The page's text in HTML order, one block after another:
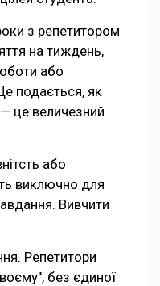
з репетитором
на тиждень,
або
подається, як
це величезний
або
виключно для
Вивчити
Репетитори
без єдиної